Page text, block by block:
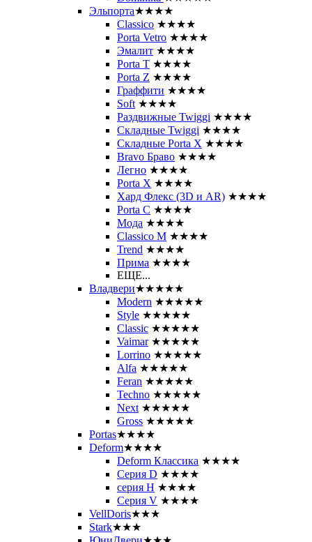
Эльпорта★★★★
Classico ★★★★
Porta Vetro ★★★★
Эмалит ★★★★
Porta T ★★★★
Porta Z ★★★★
Граффити ★★★★
Soft ★★★★
Раздвижные Twiggi ★★★★
Складные Twiggi ★★★★
Складные Porta X ★★★★
Bravo Браво ★★★★
Легно ★★★★
Porta X ★★★★
Хард Флекс (3D и AR) ★★★★
Porta C ★★★★
Мода ★★★★
Classico M ★★★★
Trend ★★★★
Прима ★★★★
ЕЩЕ...
Владвери★★★★★
Modern ★★★★★
Style ★★★★★
Classic ★★★★★
Vaimar ★★★★★
Lorrino ★★★★★
Alfa ★★★★★
Feran ★★★★★
Techno ★★★★★
Next ★★★★★
Gross ★★★★★
Portas★★★★
Deform★★★★
Deform Классика ★★★★
Серия D ★★★★
серия H ★★★★
Серия V ★★★★
VellDoris★★★
Stark★★★